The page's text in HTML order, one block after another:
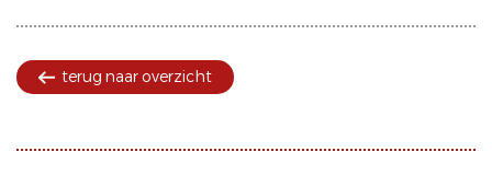
terug naar overzicht